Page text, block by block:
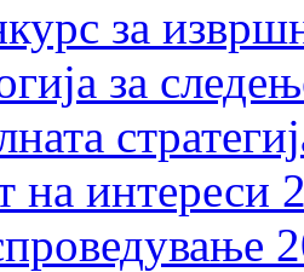
за
за
на интереси